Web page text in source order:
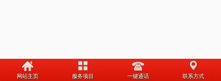
网站主页 服务项目 一键通话 联系方式